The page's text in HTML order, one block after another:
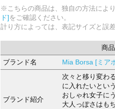
※こちらの商品は、独自の方法によ
ド]をご確認ください。
計り方によっては、表記サイズと誤
商
ブランド名
Mia Borsa [ミア
ブランド紹介
次々と移り変わ
に入れたいという
おしゃれ女子に
大人っぽさはも